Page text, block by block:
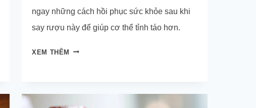
ngay những cách hồi phục sức khỏe sau khi
say rượu này để giúp cơ thể tỉnh táo hơn.
XEM THÊM CÁCH